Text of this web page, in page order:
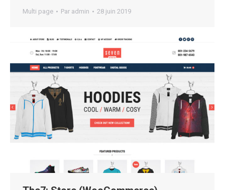
Multi page Par admin 28 juin 2019